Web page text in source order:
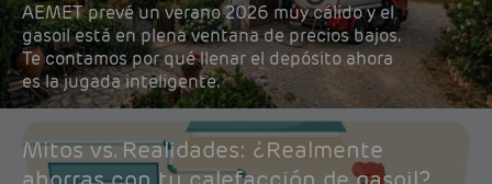
AEMET prevé un verano 2026 muy cálido y el
gasoil está en plena ventana de precios bajos.
Te contamos por qué llenar el depósito ahora
es la jugada inteligente.
Mitos vs. Realidades: ¿Realmente